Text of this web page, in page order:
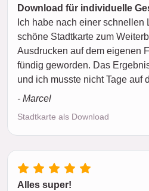
Download für individuelle
Ich habe nach einer schnellen
schöne Stadtkarte zum
Ausdrucken auf dem eigenen
fündig geworden. Das
und ich musste nicht Tage auf
- Marcel
Stadtkarte als Download
Alles super!